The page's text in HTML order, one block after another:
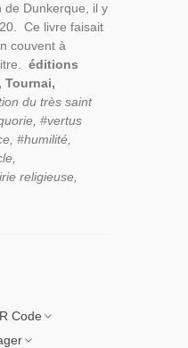
de Dunkerque, il y
Ce livre faisait
couvent à
éditions
Tournai,
du très saint
#vertus
#humilité,
religieuse,
Code